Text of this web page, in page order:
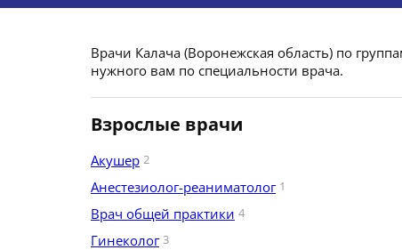
Врачи Калача (Воронежская область) по
нужного вам по специальности врача.
Взрослые врачи
Акушер 2
Анестезиолог-реаниматолог 1
Врач общей практики 4
Гинеколог 3